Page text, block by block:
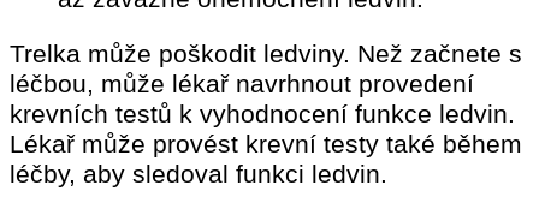
Trelka může poškodit ledviny. Než začnete s
léčbou, může lékař navrhnout provedení
krevních testů k vyhodnocení funkce ledvin.
Lékař může provést krevní testy také během
léčby, aby sledoval funkci ledvin.